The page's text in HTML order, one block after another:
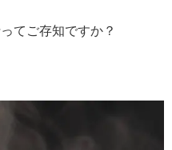
てご存知ですか？